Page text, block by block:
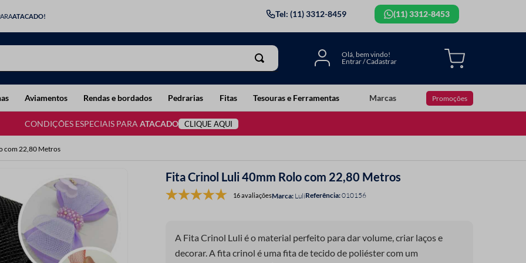
ATACADO! Tel: (11) 3312-8459 (11) 3312-8453
Aviamentos Rendas e bordados Pedrarias Fitas Tesouras e Ferramentas Marcas Promoções
CONDIÇÕES ESPECIAIS PARA ATACADO CLIQUE AQUI
com 22,80 Metros
Fita Crinol Luli 40mm Rolo com 22,80 Metros
16 avaliações LuliReferência:010156
A Fita Crinol Luli é o material perfeito para dar volume, criar laços e
decorar. A fita crinol é uma fita de tecido de poliéster com um